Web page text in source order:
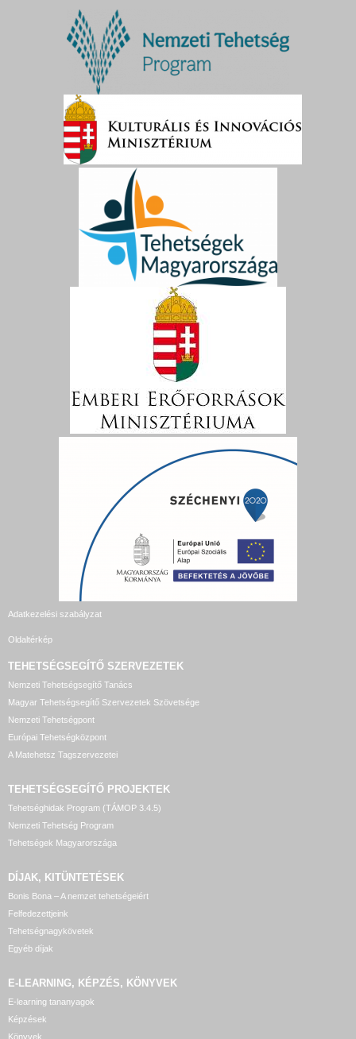
Adatkezelési szabályzat
Oldaltérkép
TEHETSÉGSEGÍTŐ SZERVEZETEK
Nemzeti Tehetségsegítő Tanács
Magyar Tehetségsegítő Szervezetek Szövetsége
Nemzeti Tehetségpont
Európai Tehetségközpont
A Matehetsz Tagszervezetei
TEHETSÉGSEGÍTŐ PROJEKTEK
Tehetséghidak Program (TÁMOP 3.4.5)
Nemzeti Tehetség Program
Tehetségek Magyarországa
DÍJAK, KITÜNTETÉSEK
Bonis Bona – A nemzet tehetségeiért
Felfedezettjeink
Tehetségnagykövetek
Egyéb díjak
E-LEARNING, KÉPZÉS, KÖNYVEK
E-learning tananyagok
Képzések
Könyvek